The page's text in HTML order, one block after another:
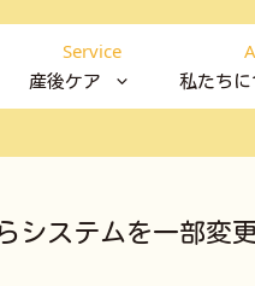
Service
産後ケア 私たちに
システムを一部変